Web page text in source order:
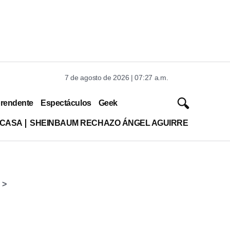
7 de agosto de 2026 | 07:27 a.m.
Espectáculos Geek
SHEINBAUM RECHAZO ÁNGEL AGUIRRE